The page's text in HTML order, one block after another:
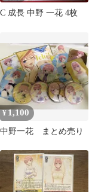
C 成長 中野 一花 4枚
¥1,100
中野一花 まとめ売り